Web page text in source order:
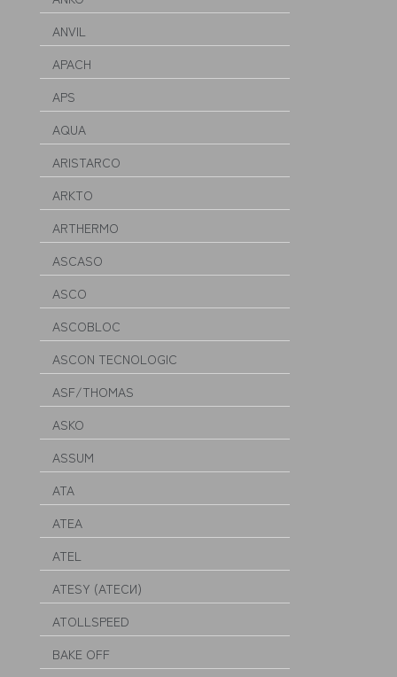
ANVIL
APACH
APS
AQUA
ARISTARCO
ARKTO
ARTHERMO
ASCASO
ASCO
ASCOBLOC
ASCON TECNOLOGIC
ASF/THOMAS
ASKO
ASSUM
ATA
ATEA
ATEL
ATESY (АТЕСИ)
ATOLLSPEED
BAKE OFF